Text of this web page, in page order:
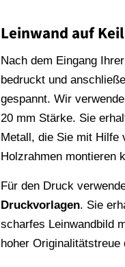
Leinwand auf
Nach dem Eingang
bedruckt und
gespannt. Wir
20 mm Stärke. Sie
Metall, die Sie mit Hilfe
Holzrahmen montieren
Für den Druck
Druckvorlagen. Sie
scharfes Leinwandbild
hoher